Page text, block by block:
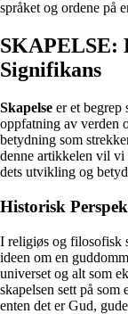
språket og ordene på
SKAPELSE:
Signifikans
Skapelse er et begrep
oppfatning av verden
betydning som
denne artikkelen vil vi
dets utvikling og
Historisk
I religiøs og filosofisk
ideen om en
universet og alt som
skapelsen sett på
enten det er Gud,